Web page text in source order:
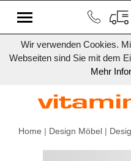
Wir verwenden Cookies.
Webseiten sind Sie mit dem
Mehr
Home | Design Möbel |